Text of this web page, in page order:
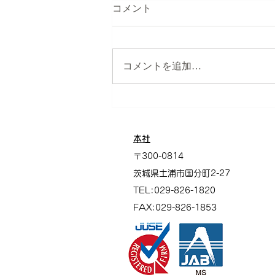
コメント
コメントを追加…
本社
〒300-0814
茨城県土浦市 国分町2-27
TEL:029-826-1820
FAX:029-826-1853